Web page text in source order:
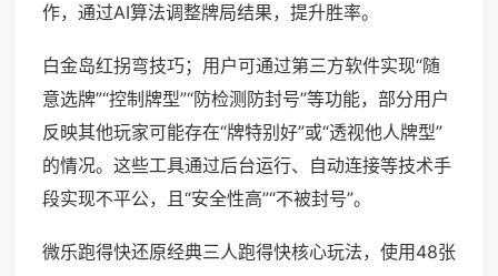
作，通过AI算法调整牌局结果，提升胜率。
白金岛红拐弯技巧；用户可通过第三方软件实现“随
意选牌”“控制牌型”“防检测防封号”等功能，部分用户
反映其他玩家可能存在“牌特别好”或“透视他人牌型”
的情况。这些工具通过后台运行、自动连接等技术手
段实现不平公，且“安全性高”“不被封号”。
微乐跑得快还原经典三人跑得快核心玩法，使用48张